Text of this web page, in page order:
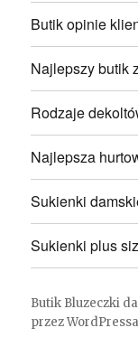
Butik opinie
Najlepszy butik
Rodzaje
Najlepsza
Sukienki
Sukienki plus
Butik Bluzeczki
przez WordPressa